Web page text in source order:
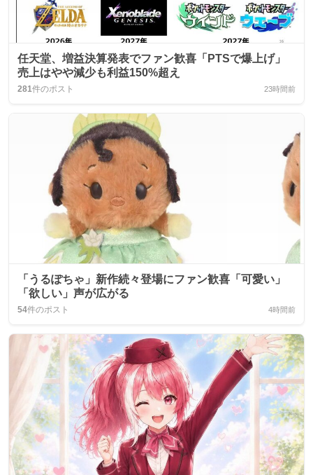
任天堂、増益決算発表でファン歓喜「PTSで爆上げ」
売上はやや減少も利益150%超え
281件のポスト 23時間前
「うるぽちゃ」新作続々登場にファン歓喜「可愛い」
「欲しい」声が広がる
54件のポスト 4時間前